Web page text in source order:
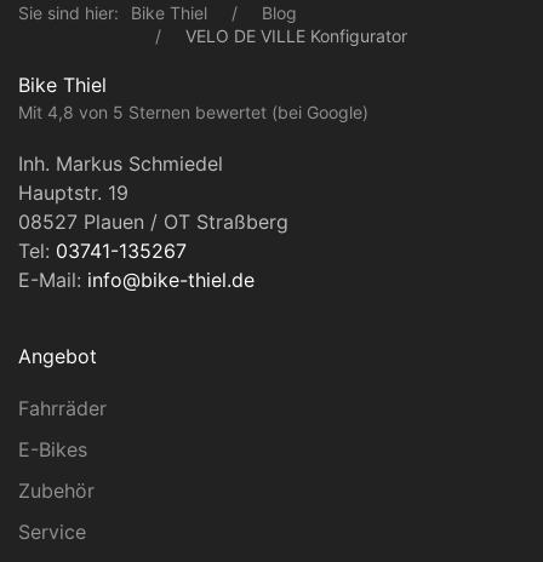
Sie sind hier: Bike Thiel
Blog
VELO DE VILLE Konfigurator
Bike Thiel
Mit 4,8 von 5 Sternen bewertet (bei Google)
Inh. Markus Schmiedel
Hauptstr. 19
08527 Plauen / OT Straßberg
Tel: 03741-135267
E-Mail: info@bike-thiel.de
Angebot
Fahrräder
E-Bikes
Zubehör
Service